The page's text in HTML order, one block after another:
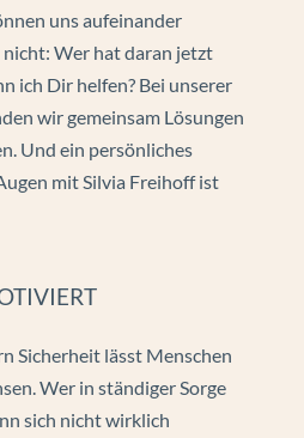
uns aufeinander
Wer hat daran jetzt
ich Dir helfen? Bei unserer
wir gemeinsam Lösungen
Und ein persönliches
mit Silvia Freihoff ist
Sicherheit lässt Menschen
Wer in ständiger Sorge
sich nicht wirklich